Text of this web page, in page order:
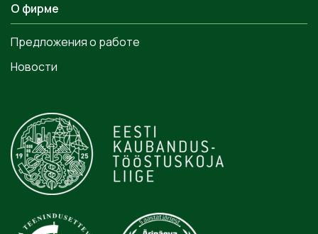
О фирме
Предложения о работе
Новости